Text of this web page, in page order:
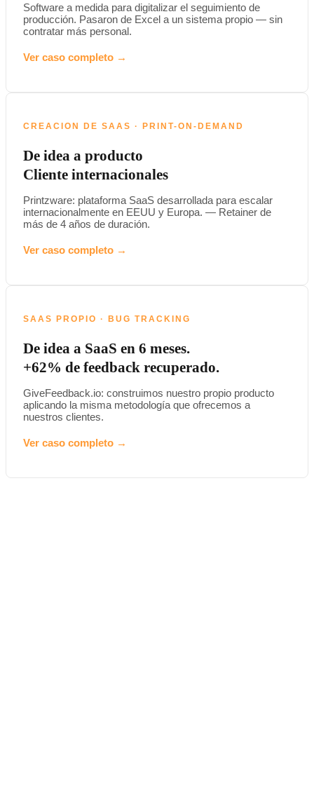
Software a medida para digitalizar el seguimiento de
producción. Pasaron de Excel a un sistema propio — sin
contratar más personal.
Ver caso completo →
CREACION DE SAAS · PRINT-ON-DEMAND
De idea a producto
Cliente internacionales
Printzware: plataforma SaaS desarrollada para escalar
internacionalmente en EEUU y Europa. — Retainer de
más de 4 años de duración.
Ver caso completo →
SAAS PROPIO · BUG TRACKING
De idea a SaaS en 6 meses.
+62% de feedback recuperado.
GiveFeedback.io: construimos nuestro propio producto
aplicando la misma metodología que ofrecemos a
nuestros clientes.
Ver caso completo →